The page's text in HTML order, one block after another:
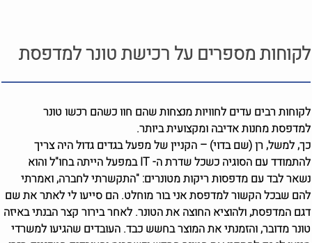
לקוחות מספרים על רכישת טונר למדפסת
לקוחות רבים עדים לחוויות מנצחות שהם חוו כשהם רכשו טונר
למדפסת מחנות אדיבה ומקצועית ביותר.
כך, למשל, רן (שם בדוי) – הקניין של מפעל בגדים גדול היה צריך
להתמודד עם הסוגיה כשכל שדרת ה- IT במפעל הייתה בחו"ל והוא
נשאר לבד עם מדפסות ריקות מטונרים: "התקשרתי לחברה, ואמרתי
להם שבכל הקשור למדפסת אני בור מוחלט. הם סייעו לי לאתר את שם
דגם המדפסת, ולהוציא החוצה את הטונר. לאחר בירור קצר הבנתי באיזה
טונר מדובר, והזמנתי את המוצר בחשש כבד. העובדים שהגיעו למשרדי